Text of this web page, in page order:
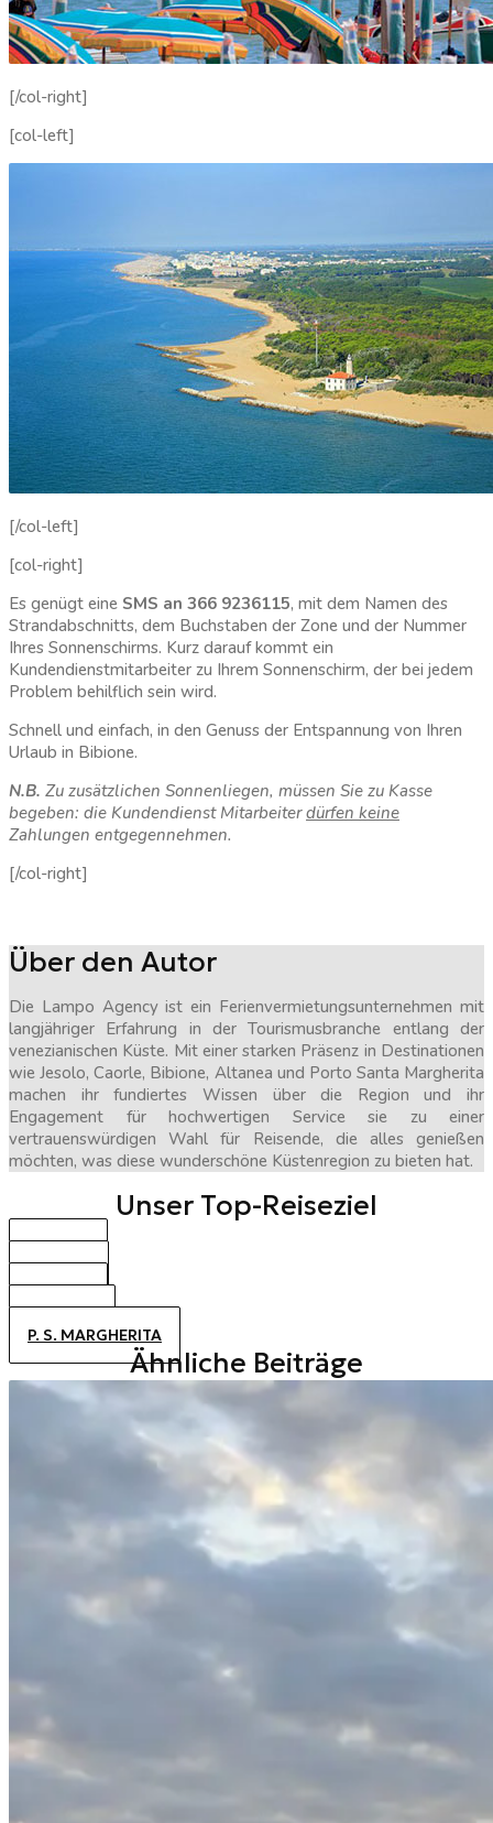
[/col-right]
[col-left]
[/col-left]
[col-right]
Es genügt eine SMS an 366 9236115, mit dem Namen des
Strandabschnitts, dem Buchstaben der Zone und der Nummer
Ihres Sonnenschirms. Kurz darauf kommt ein
Kundendienstmitarbeiter zu Ihrem Sonnenschirm, der bei jedem
Problem behilflich sein wird.
Schnell und einfach, in den Genuss der Entspannung von Ihren
Urlaub in Bibione.
N.B. Zu zusätzlichen Sonnenliegen, müssen Sie zu Kasse
begeben: die Kundendienst Mitarbeiterdürfen keine
Zahlungen entgegennehmen.
[/col-right]
Über den Autor
Die Lampo Agency ist ein Ferienvermietungsunternehmen mit
langjähriger Erfahrung in der Tourismusbranche entlang der
venezianischen Küste. Mit einer starken Präsenz in Destinationen
wie Jesolo, Caorle, Bibione, Altanea und Porto Santa Margherita
machen ihr fundiertes Wissen über die Region und ihr
Engagement für hochwertigen Service sie zu einer
vertrauenswürdigen Wahl für Reisende, die alles genießen
möchten, was diese wunderschöne Küstenregion zu bieten hat.
Unser Top-Reiseziel
BIBIONE
CAORLE
JESOLO
ALTANEA
P. S. MARGHERITA
Ähnliche Beiträge